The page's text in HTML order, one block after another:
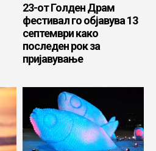
23-от Голден Драм
фестивал го објавува 13
септември како
последен рок за
пријавување